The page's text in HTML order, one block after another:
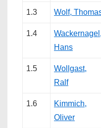
1.3 Wolf,
1.4
Wackernagel,
Hans
1.5
Wollgast,
Ralf
1.6
Kimmich,
Oliver